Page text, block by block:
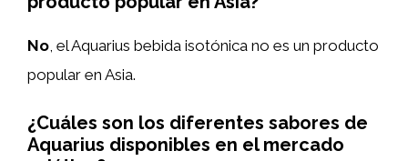
No , el Aquarius bebida isotónica no es un producto
popular en Asia.
¿Cuáles son los diferentes sabores de
Aquarius disponibles en el mercado